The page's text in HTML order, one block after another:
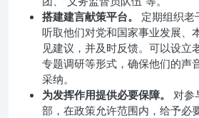
搭建建言献策平台。
定期组织老
听取他们对党和国家事业发展、
见建议，并及时反馈。可以设立
专题调研等形式，确保他们的声
采纳。
为发挥作用提供必要保障。
对参
部，在政策允许范围内，给予必